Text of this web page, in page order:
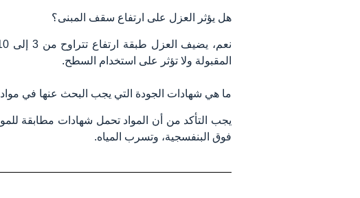
هل يؤثر العزل على ارتفاع سقف المبنى؟
المقبولة ولا تؤثر على استخدام السطح.
ما هي شهادات الجودة التي يجب البحث عنها في
فوق البنفسجية، وتسرب المياه.